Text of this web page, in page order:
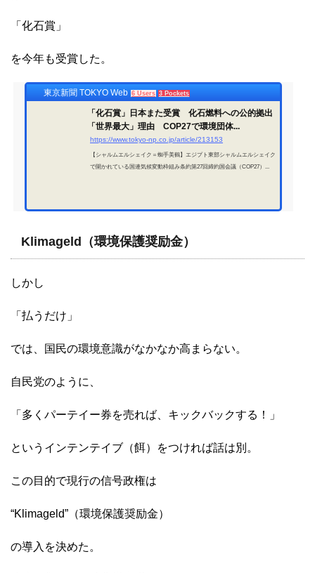
「化石賞」
を今年も受賞した。
東京新聞 TOKYO Web 6 Users 3 Pockets
「化石賞」日本また受賞 化石燃料への公的拠出
「世界最大」理由 COP27で環境団体...
https://www.tokyo-np.co.jp/article/213153
【シャルムエルシェイク＝蜘手美鶴】エジプト東部シャルムエルシェイク
で開かれている国連気候変動枠組み条約第27回締約国会議（COP27）...
Klimageld（環境保護奨励金）
しかし
「払うだけ」
では、国民の環境意識がなかなか高まらない。
自民党のように、
「多くパーテイー券を売れば、キックバックする！」
というインテンテイブ（餌）をつければ話は別。
この目的で現行の信号政権は
“Klimageld”（環境保護奨励金）
の導入を決めた。